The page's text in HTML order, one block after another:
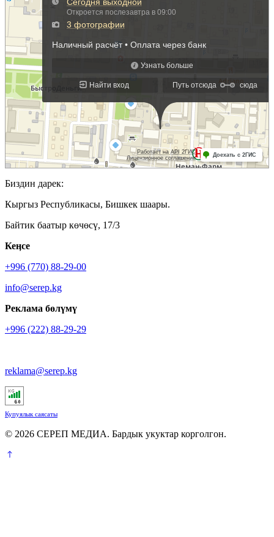
Биздин дарек:
Кыргыз Республикасы, Бишкек шаары.
Байтик баатыр көчөсү, 17/3
Кеӊсе
+996 (770) 88-29-00
info@serep.kg
Реклама бөлүмү
+996 (222) 88-29-29
reklama@serep.kg
Купуялык саясаты
© 2026 СЕРЕП МЕДИА. Бардык укуктар корголгон.